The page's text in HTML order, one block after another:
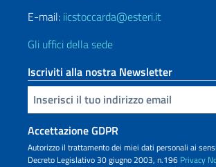
E-mail: iicstoccarda@esteri.it
Gli uffici della sede
Iscriviti alla nostra Newsletter
Inserisci la tua email
Accettazione GDPR
Autorizzo il trattamento dei miei dati personali ai
Decreto Legislativo 30 giugno 2003, n.196 Privacy